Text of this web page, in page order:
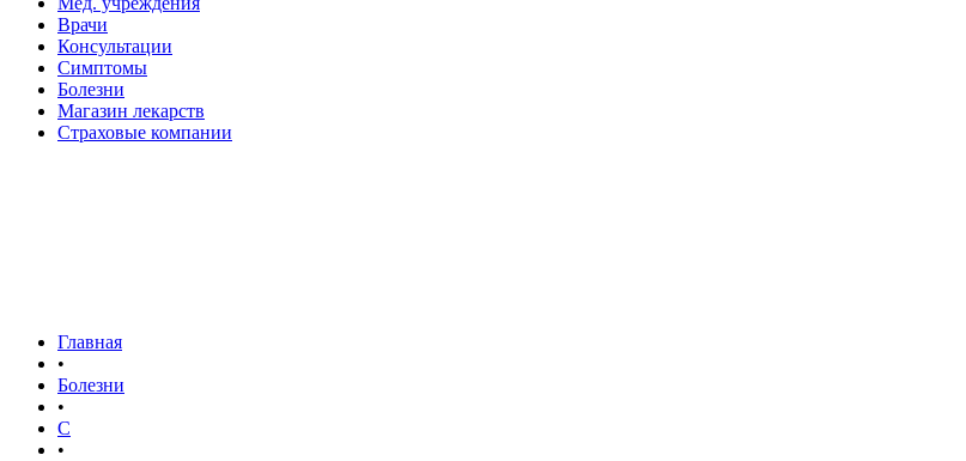
Врачи
Консультации
Симптомы
Болезни
Магазин лекарств
Страховые компании
Главная
•
Болезни
•
С
•